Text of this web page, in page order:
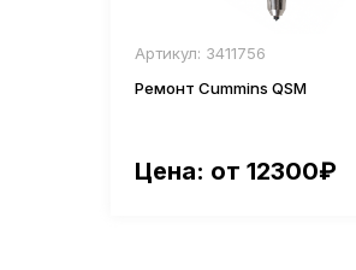
Цена: от 12300₽
Ремонт Cummins QSM
Артикул: 3411756